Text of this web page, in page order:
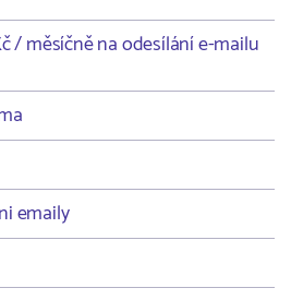
/ měsíčně na odesílání e-mailu
emaily